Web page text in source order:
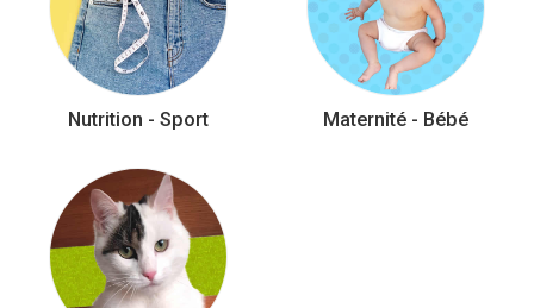
Nutrition - Sport Maternité - Bébé